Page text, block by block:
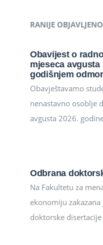
RANIJE OBJAVLJENO
Obavijest o
mjeseca
godišnjem
Obavještavamo
nenastavno osoblje
avgusta 2026.
Odbrana
Na Fakultetu za
ekonomiju
doktorske